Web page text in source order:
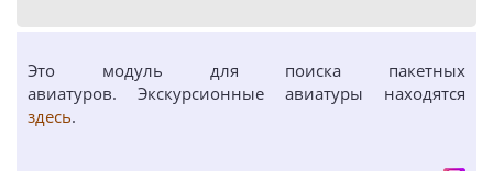
Это модуль для поиска пакетных
авиатуров. Экскурсионные авиатуры находятся
здесь.